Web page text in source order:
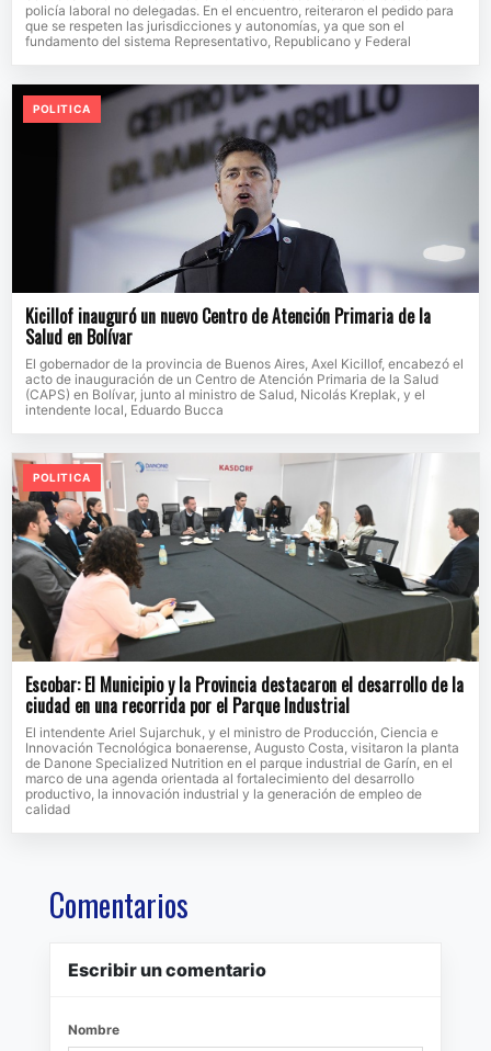
policía laboral no delegadas. En el encuentro, reiteraron el pedido para
que se respeten las jurisdicciones y autonomías, ya que son el
fundamento del sistema Representativo, Republicano y Federal
POLITICA
Kicillof inauguró un nuevo Centro de Atención Primaria de la
Salud en Bolívar
El gobernador de la provincia de Buenos Aires, Axel Kicillof, encabezó el
acto de inauguración de un Centro de Atención Primaria de la Salud
(CAPS) en Bolívar, junto al ministro de Salud, Nicolás Kreplak, y el
intendente local, Eduardo Bucca
POLITICA
Escobar: El Municipio y la Provincia destacaron el desarrollo de la
ciudad en una recorrida por el Parque Industrial
El intendente Ariel Sujarchuk, y el ministro de Producción, Ciencia e
Innovación Tecnológica bonaerense, Augusto Costa, visitaron la planta
de Danone Specialized Nutrition en el parque industrial de Garín, en el
marco de una agenda orientada al fortalecimiento del desarrollo
productivo, la innovación industrial y la generación de empleo de
calidad
Comentarios
Escribir un comentario
Nombre